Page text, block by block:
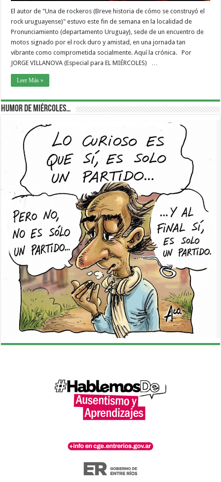
El autor de "Una de rockeros (Breve historia de cómo se construyó el
rock uruguayense)" estuvo este fin de semana en la localidad de
Pronunciamiento (departamento Uruguay), sede de un encuentro de
motos signado por el rock duro y amistad, en una jornada tan
vibrante como comprometida socialmente. Aquí la crónica. Por
JORGE VILLANOVA (Especial para EL MIÉRCOLES) …
Leer Más »
Humor de Miércoles…